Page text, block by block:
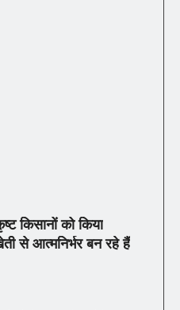
किसानों को किया
से आत्मनिर्भर बन रहे हैं